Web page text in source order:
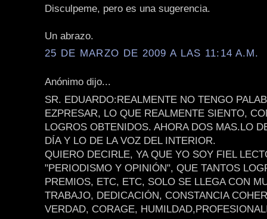
Disculpeme, pero es una sugerencia.
Un abrazo.
25 DE MARZO DE 2009 A LAS 11:14 A.M.
Anónimo dijo...
SR. EDUARDO:REALMENTE NO TENGO
EZPRESAR, LO QUE REALMENTE SIENTO,
LOGROS OBTENIDOS. AHORA DOS MAS.LO
DÍA Y LO DE LA VOZ DEL INTERIOR.
QUIERO DECIRLE, YA QUE YO SOY FIEL
"PERIODISMO Y OPINIÓN", QUE TANTOS
PREMIOS, ETC, ETC, SOLO SE LLEGA CON
TRABAJO, DEDICACIÓN, CONSTANCIA
VERDAD, CORAGE,